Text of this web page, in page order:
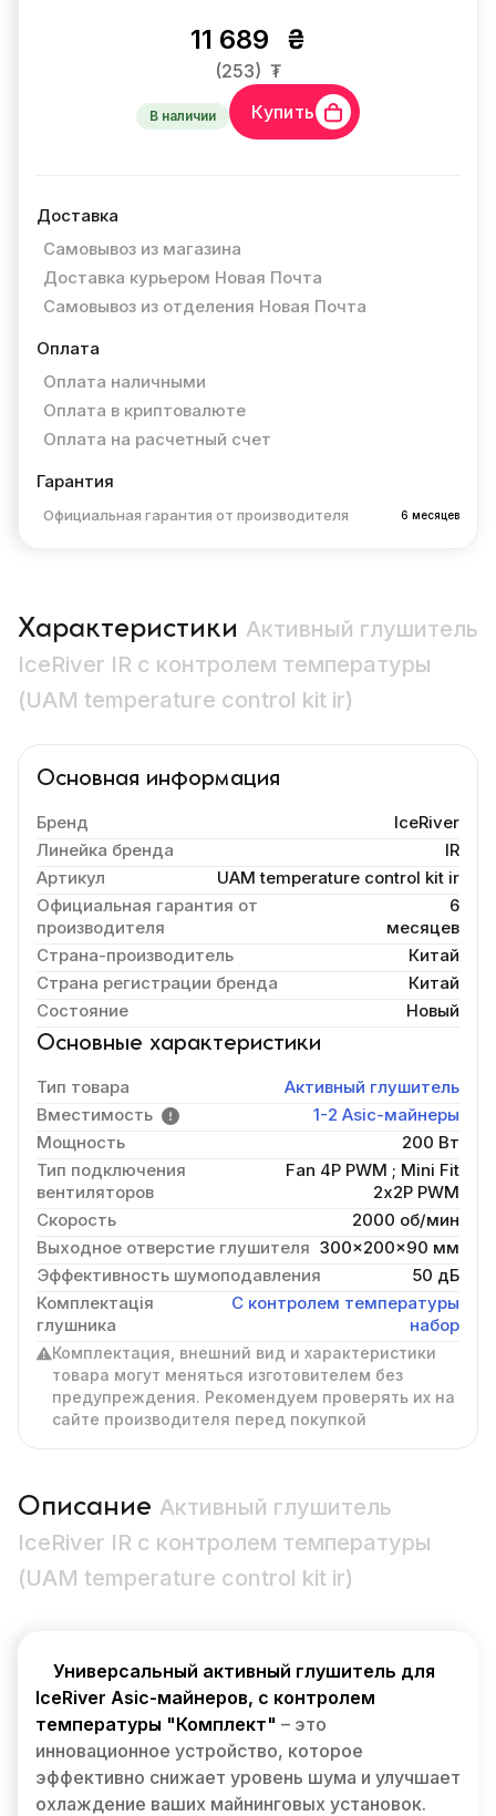
11 689 ₴
(253) ₮
В наличии Купить
Доставка
Самовывоз из магазина
Доставка курьером Новая Почта
Самовывоз из отделения Новая Почта
Оплата
Оплата наличными
Оплата в криптовалюте
Оплата на расчетный счет
Гарантия
Официальная гарантия от производителя 6 месяцев
Характеристики Активный глушитель
IceRiver IR с контролем температуры
(UAM temperature control kit ir)
Основная информация
Бренд
IceRiver
Линейка бренда
IR
Артикул
UAM temperature control kit ir
Официальная гарантия от
производителя
6
месяцев
Страна-производитель
Китай
Страна регистрации бренда
Китай
Состояние
Новый
Основные характеристики
Тип товара
Активный глушитель
Вместимость
1-2 Asic-майнеры
Мощность
200 Вт
Тип подключения
вентиляторов
Fan 4P PWM ; Mini Fit
2х2P PWM
Скорость
2000 об/мин
Выходное отверстие глушителя 300x200x90 мм
Эффективность шумоподавления
50 дБ
Комплектація
глушника
С контролем температуры
набор
Комплектация, внешний вид и характеристики
товара могут меняться изготовителем без
предупреждения. Рекомендуем проверять их на
сайте производителя перед покупкой
Описание Активный глушитель
IceRiver IR с контролем температуры
(UAM temperature control kit ir)
Универсальный активный глушитель для
IceRiver Asic-майнеров, с контролем
температуры "Комплект" – это
инновационное устройство, которое
эффективно снижает уровень шума и улучшает
охлаждение ваших майнинговых установок.